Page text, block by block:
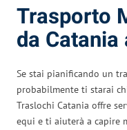
Trasporto
da
Se stai pianificando un
probabilmente ti starai
Traslochi Catania offre
equi e ti aiuterà a capire